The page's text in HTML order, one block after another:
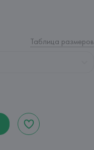
Таблица размеров